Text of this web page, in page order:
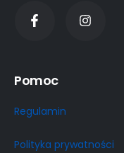
Pomoc
Regulamin
Polityka prywatności